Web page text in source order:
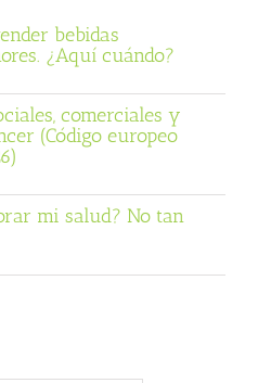
bebidas
¿Aquí cuándo?
comerciales y
(Código europeo
mi salud? No tan